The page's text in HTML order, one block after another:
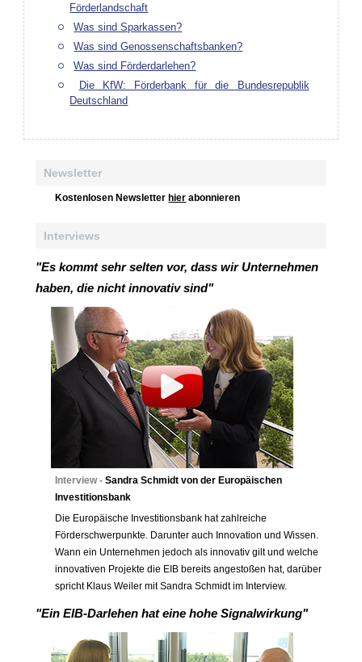
Förderlandschaft
Was sind Sparkassen?
Was sind Genossenschaftsbanken?
Was sind Förderdarlehen?
Die KfW: Förderbank für die Bundesrepublik
Deutschland
Newsletter
Kostenlosen Newsletter hier abonnieren
Interviews
"Es kommt sehr selten vor, dass wir Unternehmen
haben, die nicht innovativ sind"
Interview - Sandra Schmidt von der Europäischen
Investitionsbank
Die Europäische Investitionsbank hat zahlreiche
Förderschwerpunkte. Darunter auch Innovation und Wissen.
Wann ein Unternehmen jedoch als innovativ gilt und welche
innovativen Projekte die EIB bereits angestoßen hat, darüber
spricht Klaus Weiler mit Sandra Schmidt im Interview.
"Ein EIB-Darlehen hat eine hohe Signalwirkung"